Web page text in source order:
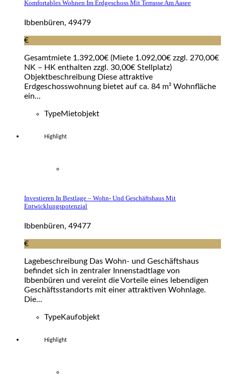
Komfortables Wohnen Im Erdgeschoss Mit Terrasse Am Aasee
Ibbenbüren, 49479
€
Gesamtmiete 1.392,00€ (Miete 1.092,00€ zzgl. 270,00€
NK – HK enthalten zzgl. 30,00€ Stellplatz)
Objektbeschreibung Diese attraktive
Erdgeschosswohnung bietet auf ca. 84 m² Wohnfläche
ein...
TypeMietobjekt
Highlight
Investieren In Bestlage – Wohn- Und Geschäftshaus Mit
Entwicklungspotenzial
Ibbenbüren, 49477
€
Lagebeschreibung Das Wohn- und Geschäftshaus
befindet sich in zentraler Innenstadtlage von
Ibbenbüren und vereint die Vorteile eines lebendigen
Geschäftsstandorts mit einer attraktiven Wohnlage.
Die...
TypeKaufobjekt
Highlight